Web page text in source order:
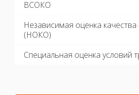
ВСОКО
Независимая оценка
(НОКО)
Специальная оценка условий